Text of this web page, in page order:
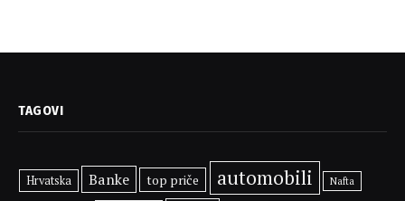
TAGOVI
Hrvatska Banke top priče automobili Nafta